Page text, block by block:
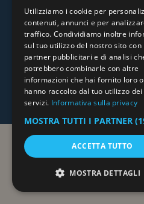
© CLUB MAGELLANO
Aut. prov. REGDE/1606/
Tel.02.39523309| Email:
Via Bagnolo, 14 –
Privacy Policy|
Utilizziamo i cookie per
contenuti, annunci e per
traffico. Condividiamo inoltre
sul tuo utilizzo del nostro sito con
partner pubblicitari e di analisi
potrebbero combinarle con altre
informazioni che hai fornito loro
hanno raccolto dal tuo utilizzo
servizi. Informativa sulla privacy
MOSTRA TUTTI I PARTNER
ACCETTA TUTTO
MOSTRA DETTAGLI